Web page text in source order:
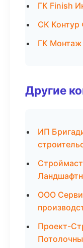
ГК Finish
СК
ГК Монтаж
Другие
ИП
ООО
Проект-